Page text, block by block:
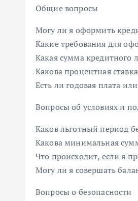
Общие вопросы
Могу ли я оформить
Какие требования для
Какая сумма кредитного
Какова процентная
Есть ли годовая плата
Вопросы об условиях и
Каков льготный период
Какова минимальная
Что происходит, если я
Могу ли я совершать
Вопросы о безопасности